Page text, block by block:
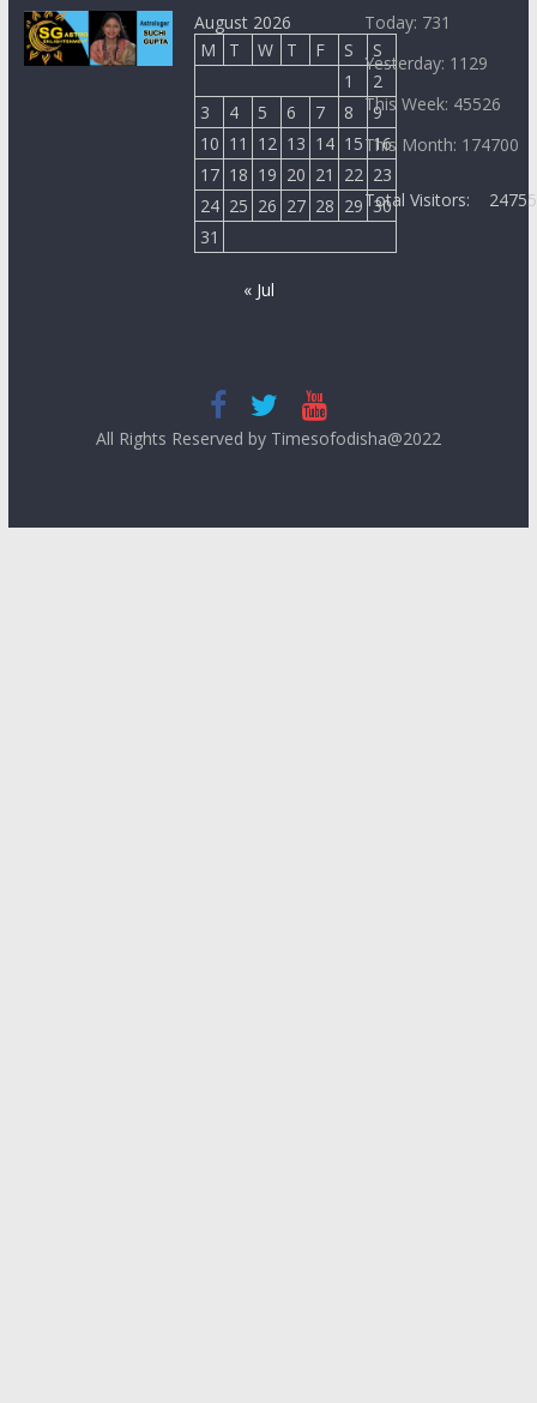
August 2026
M
T W T F S
S
1
2
3
4 5 6 7 8
9
10 11 12 13 14 15 16
17 18 19 20 21 22 23
24 25 26 27 28 29 30
31
« Jul
Today: 731
Yesterday: 1129
This Week: 45526
This Month: 174700
Total Visitors:
All Rights Reserved by Timesofodisha@2022